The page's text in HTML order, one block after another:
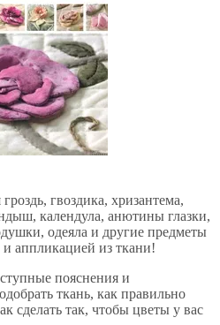
гвоздика, хризантема,
календула, анютины глазки,
одеяла и другие предметы
аппликацией из ткани!
пояснения и
ткань, как правильно
сделать так, чтобы цветы у вас